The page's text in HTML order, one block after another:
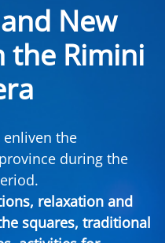
New
the Rimini
the
during the
relaxation and
squares, traditional